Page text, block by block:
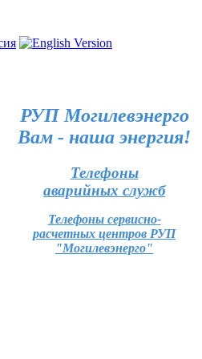
РУП Могилевэнерго
Вам - наша энергия!
Телефоны
аварийных служб
Телефоны сервисно-
расчетных центров РУП
"Могилевэнерго"